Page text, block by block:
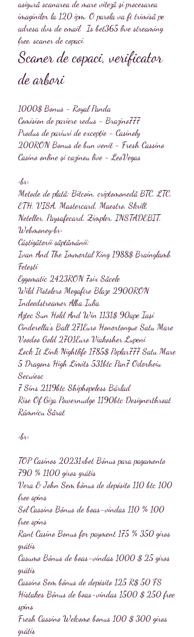
asigură scanarea de mare viteză şi procesarea
imaginilor la 120 ipm. O parola va fi trimisă pe
adresa dvs de email.  Is bet365 live streaming
free, scaner de copaci.
Scaner de copaci, verificator
de arbori
1000$ Bonus - Royal Panda
Comision de pariere redus - Brazino777
Produs de pariuri de excepție - Casinoly
200RON Bonus de bun venit - Fresh Cassino
Casino online și cazinou live - LeoVegas
<br>
Metode de plată: Bitcoin, criptomonedă BTC, LTC,
ETH, VISA, Mastercard, Maestro, Skrill,
Neteller, Paysafecard, Zimpler, INSTADEBIT,
Webmoney<br>
Câștigătorii săptămânii:
Ivan And The Immortal King 1988$ Brainylamb
Fetești
Eggomatic 2423RON 7six Săcele
Wild Pistolero Megafire Blaze 2900RON
Indeedstreamer Alba Iulia
Aztec Sun Hold And Win 1131$ 90ape Iași
Cinderella's Ball 271Euro Honortongue Satu Mare
Voodoo Gold 2701Euro Viakosher Lupeni
5 Dragons High Limits 531btc Pan7 Odorheiu
Secuiesc
7 Sins 2119btc Shiphopeless Bârlad
Rise Of Giza Powernudge 1190btc Designerthroat
Râmnicu Sărat
<br>
TOP Casinos 20231xbet Bônus para pagamento
790 % 1100 giros grátis
Vera & John Sem bônus de depósito 110 btc 100
free spins
Sol Cassino Bônus de boas-vindas 110 % 100
free spins
Rant Casino Bonus for payment 175 % 350 giros
grátis
Casumo Bônus de boas-vindas 1000 $ 25 giros
grátis
Cassino Sem bônus de depósito 125 R$ 50 FS
Histakes Bônus de boas-vindas 1500 $ 250 free
spins
Fresh Cassino Welcome bonus 100 $ 300 giros
grátis